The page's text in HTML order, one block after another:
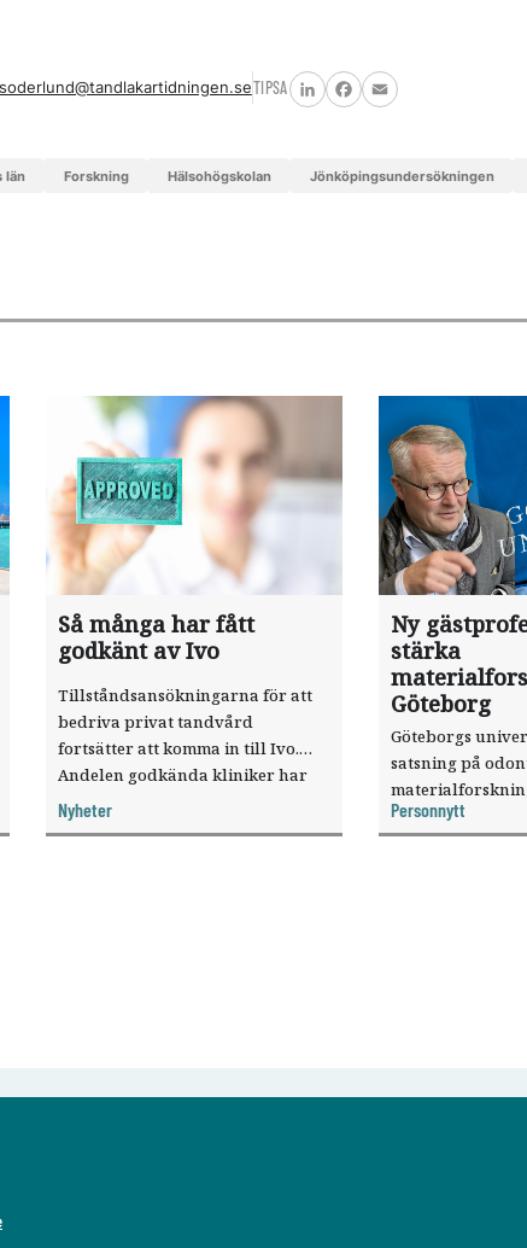
TIPSA
LinkedInFacebook
Email
län Forskning Hälsohögskolan Jönköpingsundersökningen
Så många har fått
godkänt av Ivo
Tillståndsansökningarna för att
bedriva privat tandvård
fortsätter att komma in till Ivo.
Andelen godkända kliniker har
ökat, visar nya siffror.
Nyheter
Ny
stärka
Göteborg
Göteborgs
satsning på
knyta forskaren
verksamheten
Personnytt